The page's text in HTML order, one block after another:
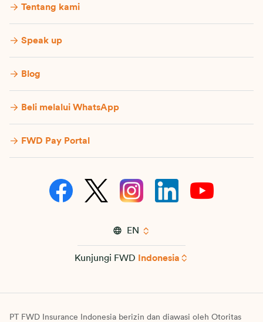
Tentang kami
Speak up
Blog
Beli melalui WhatsApp
FWD Pay Portal
EN
Kunjungi FWD Indonesia
PT FWD Insurance Indonesia berizin dan diawasi oleh Otoritas